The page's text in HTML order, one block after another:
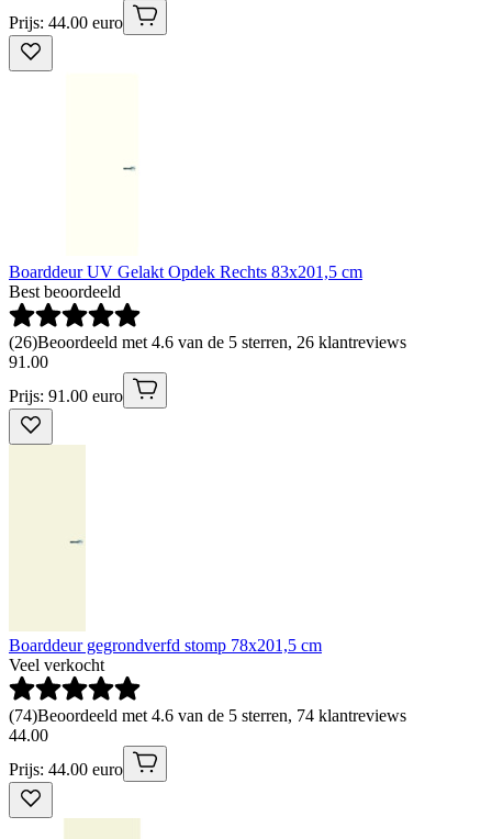
Prijs: 44.00 euro
Boarddeur UV Gelakt Opdek Rechts 83x201,5 cm
Best beoordeeld
(26)Beoordeeld met 4.6 van de 5 sterren, 26 klantreviews
91 .00
Prijs: 91.00 euro
Boarddeur gegrondverfd stomp 78x201,5 cm
Veel verkocht
(74)Beoordeeld met 4.6 van de 5 sterren, 74 klantreviews
44.00
Prijs: 44.00 euro